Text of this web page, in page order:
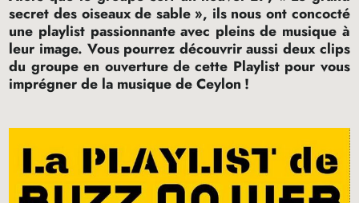
secret des oiseaux de sable », ils nous ont concocté
une playlist passionnante avec pleins de musique à
leur image. Vous pourrez découvrir aussi deux clips
du groupe en ouverture de cette Playlist pour vous
imprégner de la musique de Ceylon !